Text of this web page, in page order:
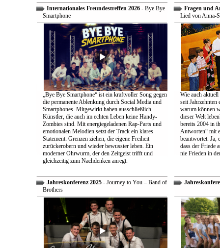
Internationales Freundestreffen 2026- Bye Bye
Smartphone
„Bye Bye Smartphone“ ist ein kraftvoller Song gegen
die permanente Ablenkung durch Social Media und
Smartphones. Mitgewirkt haben ausschließlich
Künstler, die auch im echten Leben keine Handy-
Zombies sind. Mit energiegeladenen Rap-Parts und
emotionalen Melodien setzt der Track ein klares
Statement: Grenzen ziehen, die eigene Freiheit
zurückerobern und wieder bewusster leben. Ein
moderner Ohrwurm, der den Zeitgeist trifft und
gleichzeitig zum Nachdenken anregt.
Fragen und
Lied von Anna-
Wie auch
seit Jahrzehnten
warum können
dieser Welt
bereits 2004 in
Antworten“ mit
beantwortet. Ja,
dass der Friede
nie Frieden in
Jahreskonferenz 2025- Journey to You – Band of
Brothers